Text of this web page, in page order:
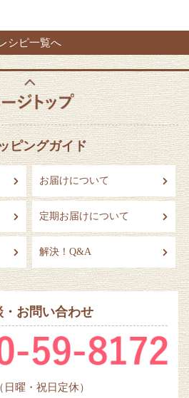
シピ一覧へ
ピングガイド
お届けについて
定期お届けについて
解決！Q&A
・お問い合わせ
曜・祝日定休）